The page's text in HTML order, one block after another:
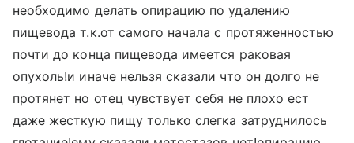
необходимо делать опирацию по удалению
пищевода т.к.от самого начала с протяженностью
почти до конца пищевода имеется раковая
опухоль!и иначе нельзя сказали что он долго не
протянет но отец чувствует себя не плохо ест
даже жесткую пищу только слегка затруднилось